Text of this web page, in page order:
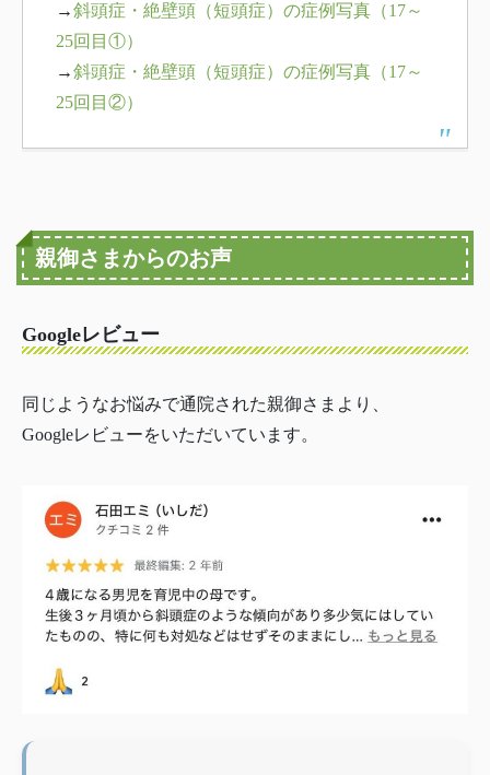
→斜頭症・絶壁頭（短頭症）の症例写真（17～
25回目①）
→斜頭症・絶壁頭（短頭症）の症例写真（17～
25回目②）
親御さまからのお声
Googleレビュー
同じようなお悩みで通院された親御さまより、
Googleレビューをいただいています。